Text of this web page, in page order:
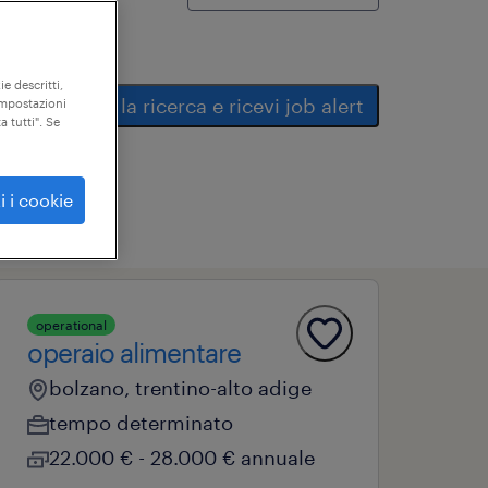
salva la ricerca e ricevi job alert
operational
operaio alimentare
bolzano, trentino-alto adige
tempo determinato
22.000 € - 28.000 € annuale
descritti,
tutti". Se
i cookie